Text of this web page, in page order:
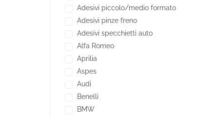
Adesivi piccolo/medio formato
Adesivi pinze freno
Adesivi specchietti auto
Alfa Romeo
Aprilia
Aspes
Audi
Benelli
BMW